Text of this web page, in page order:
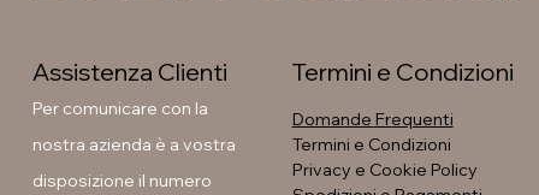
Soleil - Anfibi con fibbia e GALIA - Sneakers platform
GAVI - Stivaletti con fibbia e GAVI - Anfibi con suola
Assistenza Clienti
Per comunicare con la
nostra azienda è a vostra
disposizione il numero
Termini e Condizioni
Domande Frequenti
Termini e Condizioni
Privacy e Cookie Policy